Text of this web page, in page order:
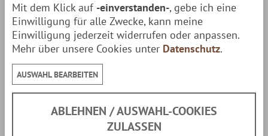
Saunaleuchte Holz (Zeder) [+89,00 €]
Wacholder-Wand im Saunaraum:
Mit dem Klick auf -einverstanden-, gebe ich eine
Einwilligung für alle Zwecke, kann meine
Einwilligung jederzeit widerrufen oder anpassen.
Mehr über unsere Cookies unter Datenschutz.
AUSWAHL BEARBEITEN
ABLEHNEN / AUSWAHL-COOKIES
ZULASSEN